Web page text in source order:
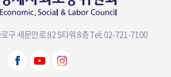
구 새문안로 82 S타워 8층Tel: 02-721-7100
뷰어다운로드 선택